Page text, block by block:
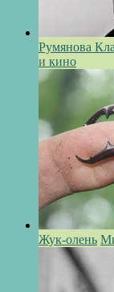
Румянова
и кино
Жук-олень